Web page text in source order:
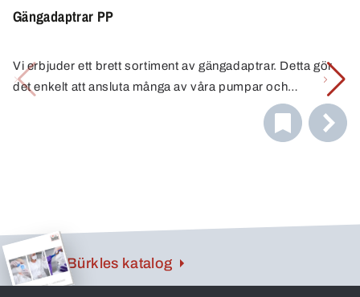
Gängadaptrar PP
Vi erbjuder ett brett sortiment av gängadaptrar. Detta gör
det enkelt att ansluta många av våra pumpar och
tappkranar till olika typer av behållare på ett säkert sätt.
Tack vare kombinationen av olika adaptrar hittar du alltid
Bürkles katalog